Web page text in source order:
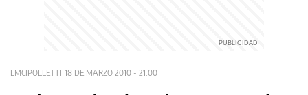
LMCIPOLLETTI 18 DE MARZO 2010 - 21:00